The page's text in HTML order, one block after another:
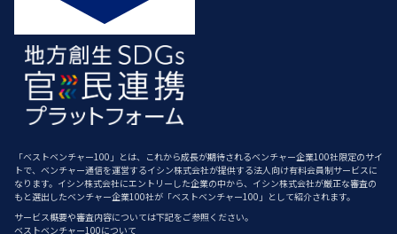
「ベストベンチャー100」とは、これから成長が期待されるベンチャー企業100社限定のサイ
トで、ベンチャー通信を運営するイシン株式会社が提供する法人向け有料会員制サービスに
なります。イシン株式会社にエントリーした企業の中から、イシン株式会社が厳正な審査の
もと選出したベンチャー企業100社が「ベストベンチャー100」として紹介されます。
サービス概要や審査内容については下記をご参照ください。
ベストベンチャー100について